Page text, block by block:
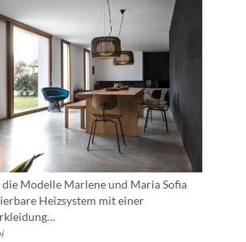
Modelle Marlene und Maria Sofia
Heizsystem mit einer